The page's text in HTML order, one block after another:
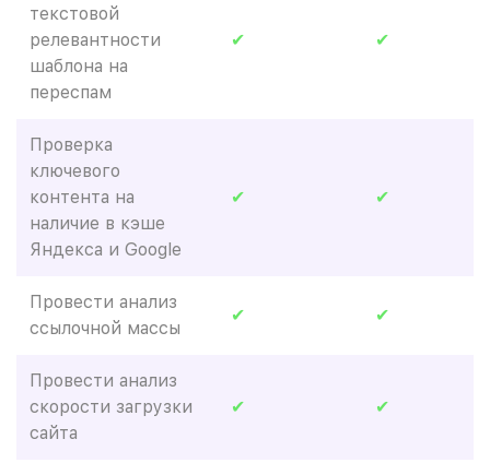
текстовой
релевантности
шаблона на
переспам
✔ ✔
Проверка
ключевого
контента на
наличие в кэше
Яндекса и Google
✔ ✔
Провести анализ
ссылочной массы
✔ ✔
Провести анализ
скорости загрузки
сайта
✔ ✔